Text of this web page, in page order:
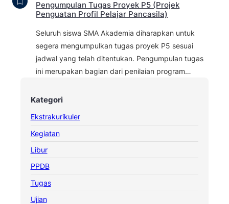
Pengumpulan Tugas Proyek P5 (Projek
Penguatan Profil Pelajar Pancasila)
Seluruh siswa SMA Akademia diharapkan untuk
segera mengumpulkan tugas proyek P5 sesuai
jadwal yang telah ditentukan. Pengumpulan tugas
ini merupakan bagian dari penilaian program…
Kategori
Ekstrakurikuler
Kegiatan
Libur
PPDB
Tugas
Ujian